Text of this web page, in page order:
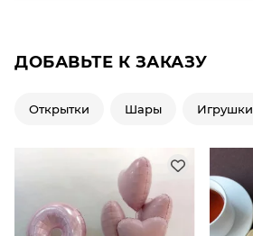
ДОБАВЬТЕ К ЗАКАЗУ
Открытки Шары Игрушки